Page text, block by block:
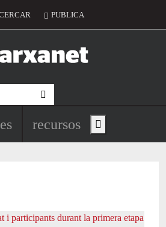
del compte d'usuari
PUBLICA
principal de
recursos Show main menu